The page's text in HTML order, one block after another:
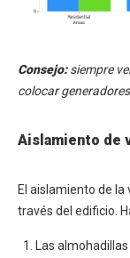
Consejo:siempre
colocar
Aislamiento de
El aislamiento de la
través del edificio.
Las